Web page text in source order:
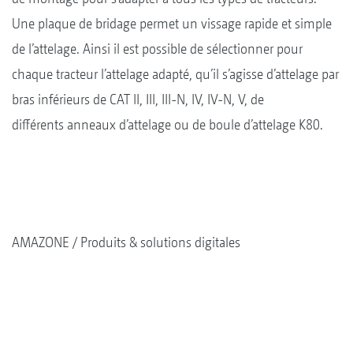
Une plaque de bridage permet un vissage rapide et simple
de l’attelage. Ainsi il est possible de sélectionner pour
chaque tracteur l’attelage adapté, qu’il s’agisse d’attelage par
bras inférieurs de CAT II, III, III-N, IV, IV-N, V, de
différents anneaux d’attelage ou de boule d’attelage K80.
AMAZONE Produits & solutions digitales